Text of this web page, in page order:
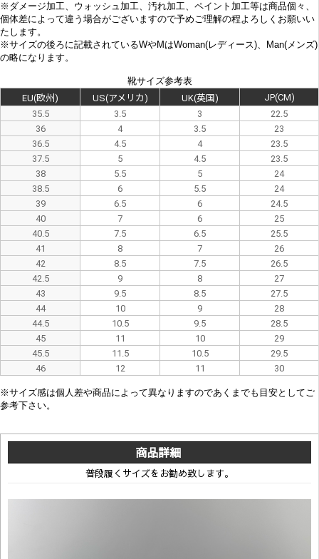
※ ダメージ加工、 ウォッシュ加工、汚れ加工、ペイント加工等は商品個々、
個体差によって違う場合がございますので予めご理解の程よろしくお願いい
たします。
※サイズの後ろに記載されているWやMはWoman(レディース)、Man(メンズ)
の略になります。
靴サイズ参考表
EU(欧州)
US(アメリカ) UK(英国)
JP(CM)
35.5
3.5 3
22.5
36
4 3.5
23
36.5
4.5 4
23.5
37.5
5 4.5
23.5
38
5.5 5
24
38.5
6 5.5
24
39
6.5 6
24.5
40
7 6
25
40.5
7.5 6.5
25.5
41
8 7
26
42
8.5 7.5
26.5
42.5
9 8
27
43
9.5 8.5
27.5
44
10 9
28
44.5
10.5 9.5
28.5
45
11 10
29
45.5
11.5 10.5
29.5
46
12 11 30
※サイズ感は個人差や商品によって異なり ますのであくまでも目安としてご
参考下さい。
商品詳細
普段履くサイズをお勧め致します。